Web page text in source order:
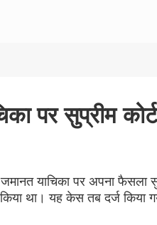
पर सुप्रीम
याचिका पर अपना फैसला
था। यह केस तब दर्ज किया